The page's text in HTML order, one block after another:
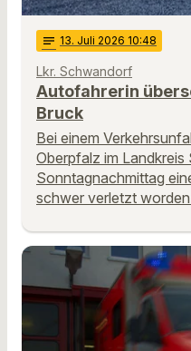
notes 13. Juli 2026 10:48
Lkr. Schwandorf
Autofahrerin
Bruck
Bei einem
Oberpfalz im
Sonntagnachmittag
schwer verletzt